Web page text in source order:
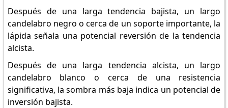
Después de una larga tendencia bajista, un largo
candelabro negro o cerca de un soporte importante, la
lápida señala una potencial reversión de la tendencia
alcista.
Después de una larga tendencia alcista, un largo
candelabro blanco o cerca de una resistencia
significativa, la sombra más baja indica un potencial de
inversión bajista.